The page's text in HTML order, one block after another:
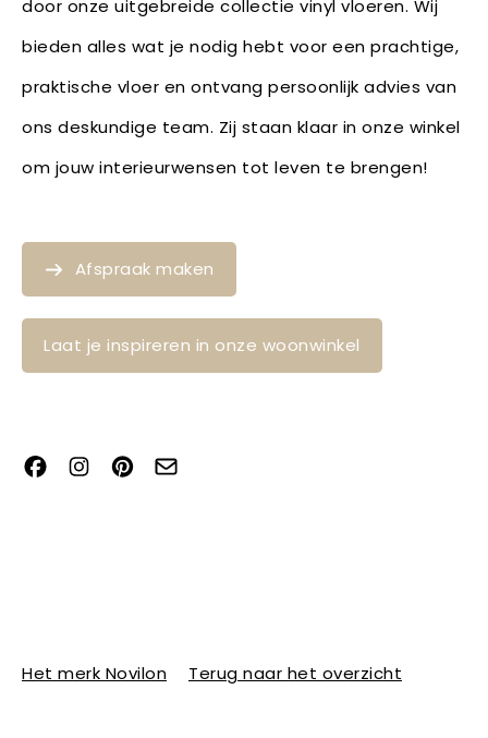
door onze uitgebreide collectie vinyl vloeren. Wij
bieden alles wat je nodig hebt voor een prachtige,
praktische vloer en ontvang persoonlijk advies van
ons deskundige team. Zij staan klaar in onze winkel
om jouw interieurwensen tot leven te brengen!
Afspraak maken
Laat je inspireren in onze woonwinkel
Het merk Novilon Terug naar het overzicht